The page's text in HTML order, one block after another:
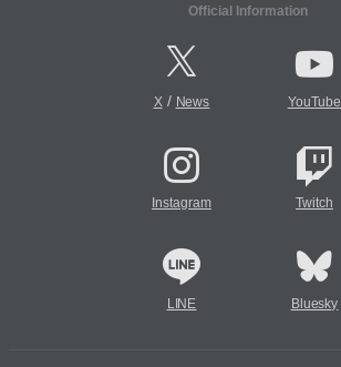
Official Information
X/ News YouTube
Instagram Twitch
LINE Bluesky